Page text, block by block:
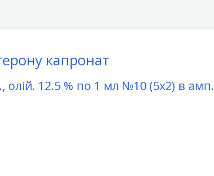
капронат
12.5 % по 1 мл №10 (5х2) в амп.